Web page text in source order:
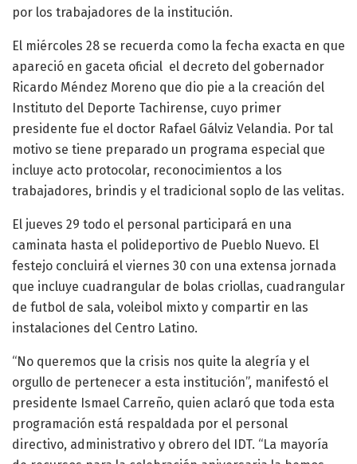
por los trabajadores de la institución.
El miércoles 28 se recuerda como la fecha exacta en que
apareció en gaceta oficial el decreto del gobernador
Ricardo Méndez Moreno que dio pie a la creación del
Instituto del Deporte Tachirense, cuyo primer
presidente fue el doctor Rafael Gálviz Velandia. Por tal
motivo se tiene preparado un programa especial que
incluye acto protocolar, reconocimientos a los
trabajadores, brindis y el tradicional soplo de las velitas.
El jueves 29 todo el personal participará en una
caminata hasta el polideportivo de Pueblo Nuevo. El
festejo concluirá el viernes 30 con una extensa jornada
que incluye cuadrangular de bolas criollas, cuadrangular
de futbol de sala, voleibol mixto y compartir en las
instalaciones del Centro Latino.
“No queremos que la crisis nos quite la alegría y el
orgullo de pertenecer a esta institución”, manifestó el
presidente Ismael Carreño, quien aclaró que toda esta
programación está respaldada por el personal
directivo, administrativo y obrero del IDT. “La mayoría